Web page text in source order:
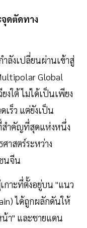
ดตัดทาง
ลังเปลี่ยนผ่านเข้าสู่
Global
งใต้ ไม่ได้เป็นเพียง
เร็ว แต่ยังเป็น
สำคัญที่สุดแห่งหนึ่ง
าสตร์ระหว่าง
นจีน
กาะที่ตั้งอยู่บน "แนว
ได้ถูกผลักดันให้
า" และชายแดน